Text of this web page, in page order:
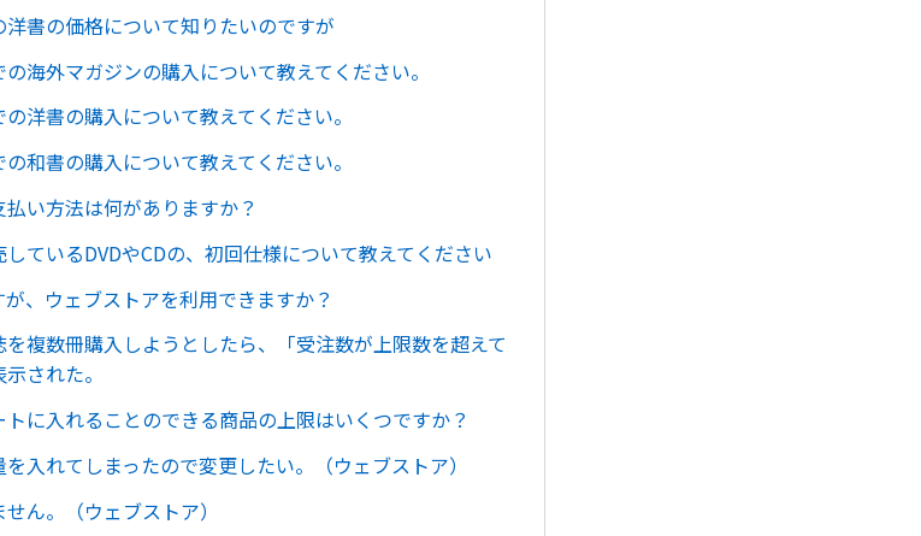
書の価格について知りたいのですが
海外マガジンの購入について教えてください。
洋書の購入について教えてください。
和書の購入について教えてください。
い方法は何がありますか？
ているDVDやCDの、初回仕様について教えてください
、ウェブストアを利用できますか？
複数冊購入しようとしたら、「受注数が上限数を超えて
された。
に入れることのできる商品の上限はいくつですか？
入れてしまったので変更したい。（ウェブストア）
ん。（ウェブストア）